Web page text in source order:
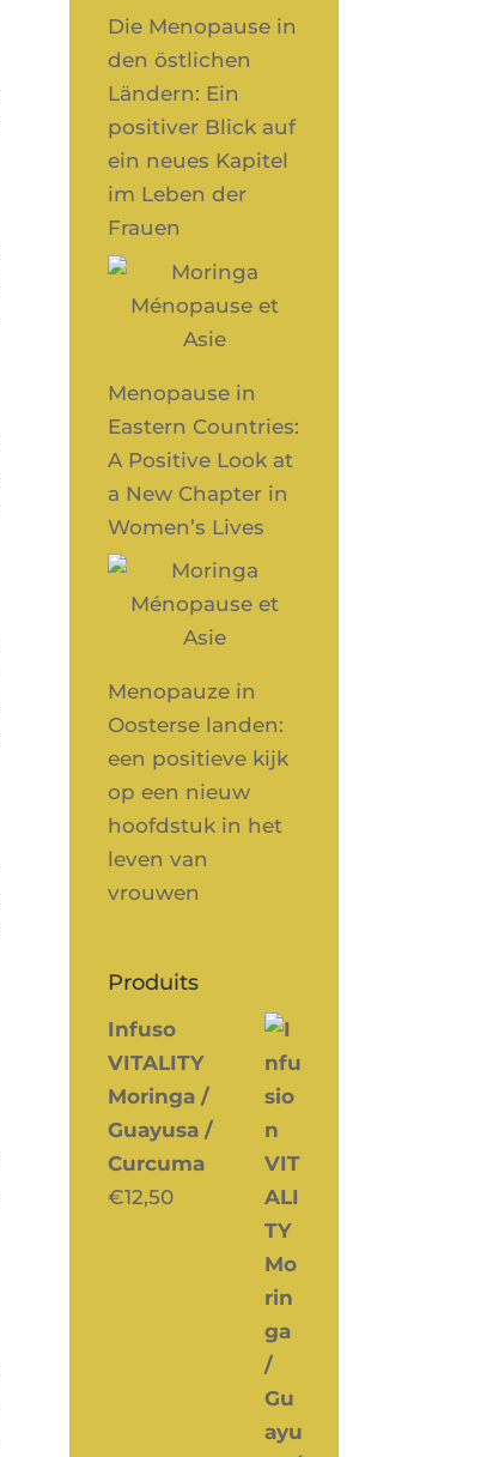
Die Menopause in
den östlichen
Ländern: Ein
positiver Blick auf
ein neues Kapitel
im Leben der
Frauen
Menopause in
Eastern Countries:
A Positive Look at
a New Chapter in
Women’s Lives
Menopauze in
Oosterse landen:
een positieve kijk
op een nieuw
hoofdstuk in het
leven van
vrouwen
Produits
Infuso
VITALITY
Moringa /
Guayusa /
Curcuma
€12,50